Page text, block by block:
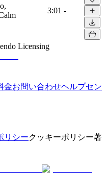
3:01 -
Licensing
金お問い合わせヘルプセン
リシークッキーポリシー著